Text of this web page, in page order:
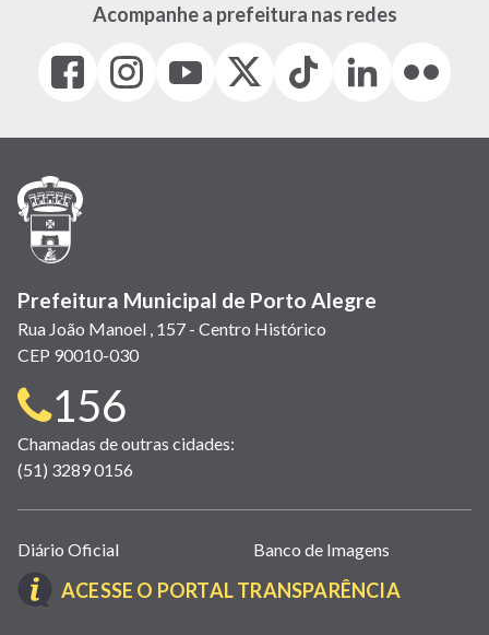
Acompanhe a prefeitura nas redes
Facebook
(link
em
janela)
Instagram
(link
em
(link
em
(Antigo
(link
Tiktok
(link
em
LinkedIn
(link
em
(link
em
Prefeitura Municipal de Porto Alegre
Rua João Manoel , 157 - Centro Histórico
CEP 90010-030
Telefone
para
contato:
156
Chamadas de outras cidades:
(51) 3289 0156
Links
úteis
(abrem
Diário Oficial Banco de Imagens
ACESSE O PORTAL TRANSPARÊNCIA(LINK